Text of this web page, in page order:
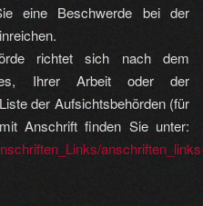
eine Beschwerde bei der
richtet sich nach dem
Ihrer Arbeit oder der
der Aufsichtsbehörden (für
Anschrift finden Sie unter: